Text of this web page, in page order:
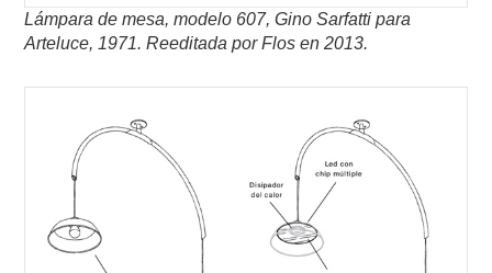
Lámpara de mesa, modelo 607, Gino Sarfatti para
Arteluce, 1971.Reeditada por Flos en 2013.